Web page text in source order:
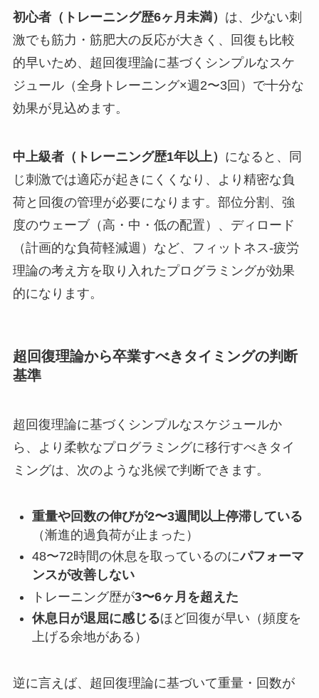
初心者（トレーニング歴6ヶ月未満） は、少ない刺
激でも筋力・筋肥大の反応が大きく、回復も比較
的早いため、超回復理論に基づくシンプルなスケ
ジュール（全身トレーニング×週2〜3回）で十分な
効果が見込めます。
中上級者（トレーニング歴1年以上） になると、同
じ刺激では適応が起きにくくなり、より精密な負
荷と回復の管理が必要になります。部位分割、強
度のウェーブ（高・中・低の配置）、ディロード
（計画的な負荷軽減週）など、フィットネス-疲労
理論の考え方を取り入れたプログラミングが効果
的になります。
超回復理論から卒業すべきタイミングの判断
基準
超回復理論に基づくシンプルなスケジュールか
ら、より柔軟なプログラミングに移行すべきタイ
ミングは、次のような兆候で判断できます。
重量や回数の伸びが2〜3週間以上停滞している
（漸進的過負荷が止まった）
48〜72時間の休息を取っているのにパフォーマ
ンスが改善しない
トレーニング歴が3〜6ヶ月を超えた
休息日が退屈に感じるほど回復が早い（頻度を
上げる余地がある）
逆に言えば、超回復理論に基づいて重量・回数が